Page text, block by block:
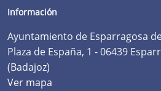
Información
Ayuntamiento de Esparragosa
Plaza de España, 1 - 06439
(Badajoz)
Ver mapa